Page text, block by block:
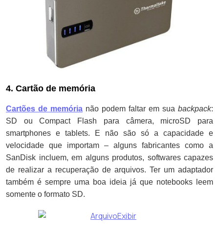
4. Cartão de memória
Cartões de memória não podem faltar em sua backpack:
SD ou Compact Flash para câmera, microSD para
smartphones e tablets. E não são só a capacidade e
velocidade que importam – alguns fabricantes como a
SanDisk incluem, em alguns produtos, softwares capazes
de realizar a recuperação de arquivos. Ter um adaptador
também é sempre uma boa ideia já que notebooks leem
somente o formato SD.